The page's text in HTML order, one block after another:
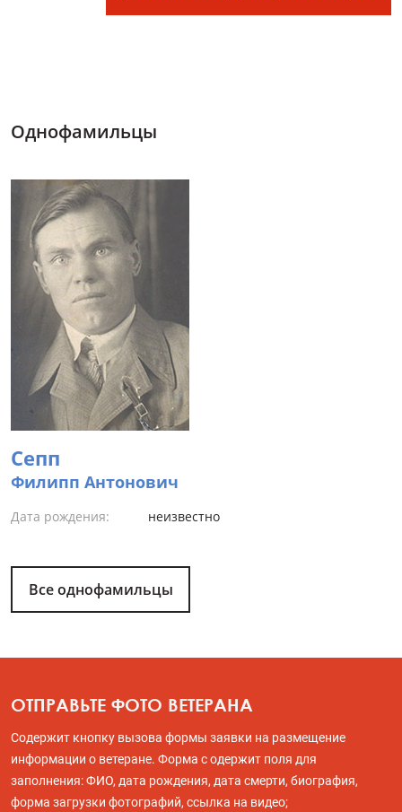
Однофамильцы
Сепп
Филипп Антонович
Дата рождения: неизвестно
Все однофамильцы
ОТПРАВЬТЕ ФОТО ВЕТЕРАНА
Содержит кнопку вызова формы заявки на размещение
информации о ветеране. Форма с одержит поля для
заполнения: ФИО, дата рождения, дата смерти, биография,
форма загрузки фотографий, ссылка на видео;